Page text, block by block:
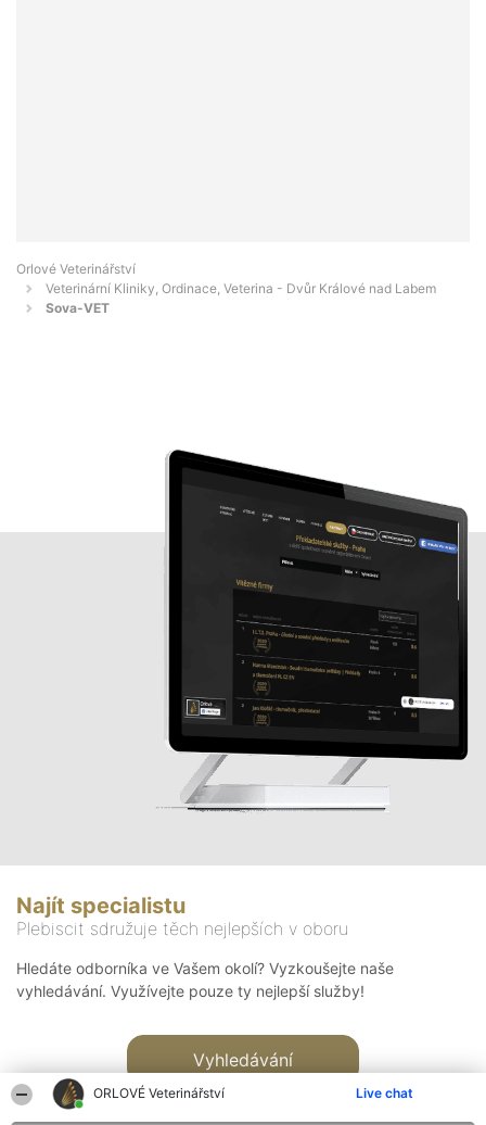
ORLOVÉ Veterinářství Live chat
Orlové Veterinářství
Veterinární Kliniky, Ordinace, Veterina - Dvůr Králové nad Labem
Sova-VET
Najít specialistu
Plebiscit sdružuje těch nejlepších v oboru
Hledáte odborníka ve Vašem okolí? Vyzkoušejte naše
vyhledávání. Využívejte pouze ty nejlepší služby!
Vyhledávání